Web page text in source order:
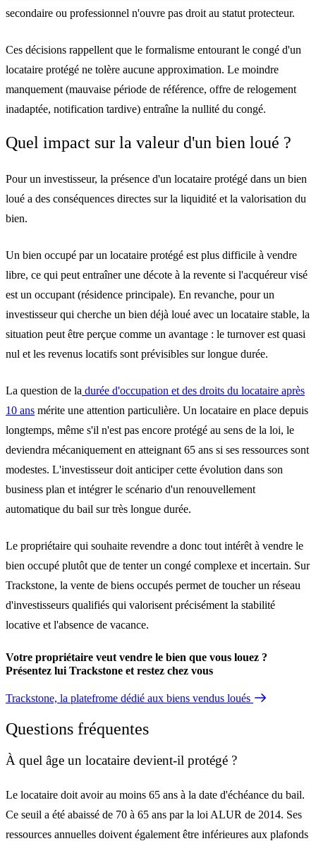
secondaire ou professionnel n'ouvre pas droit au statut protecteur.
Ces décisions rappellent que le formalisme entourant le congé d'un
locataire protégé ne tolère aucune approximation. Le moindre
manquement (mauvaise période de référence, offre de relogement
inadaptée, notification tardive) entraîne la nullité du congé.
Quel impact sur la valeur d'un bien loué ?
Pour un investisseur, la présence d'un locataire protégé dans un bien
loué a des conséquences directes sur la liquidité et la valorisation du
bien.
Un bien occupé par un locataire protégé est plus difficile à vendre
libre, ce qui peut entraîner une décote à la revente si l'acquéreur visé
est un occupant (résidence principale). En revanche, pour un
investisseur qui cherche un bien déjà loué avec un locataire stable, la
situation peut être perçue comme un avantage : le turnover est quasi
nul et les revenus locatifs sont prévisibles sur longue durée.
La question de la durée d'occupation et des droits du locataire après
10 ans mérite une attention particulière. Un locataire en place depuis
longtemps, même s'il n'est pas encore protégé au sens de la loi, le
deviendra mécaniquement en atteignant 65 ans si ses ressources sont
modestes. L'investisseur doit anticiper cette évolution dans son
business plan et intégrer le scénario d'un renouvellement
automatique du bail sur très longue durée.
Le propriétaire qui souhaite revendre a donc tout intérêt à vendre le
bien occupé plutôt que de tenter un congé complexe et incertain. Sur
Trackstone, la vente de biens occupés permet de toucher un réseau
d'investisseurs qualifiés qui valorisent précisément la stabilité
locative et l'absence de vacance.
Votre propriétaire veut vendre le bien que vous louez ?
Présentez lui Trackstone et restez chez vous
Trackstone, la platefrome dédié aux biens vendus loués
Questions fréquentes
À quel âge un locataire devient-il protégé ?
Le locataire doit avoir au moins 65 ans à la date d'échéance du bail.
Ce seuil a été abaissé de 70 à 65 ans par la loi ALUR de 2014. Ses
ressources annuelles doivent également être inférieures aux plafonds